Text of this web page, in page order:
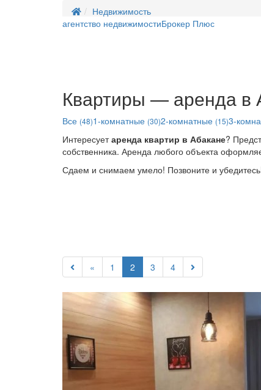
Недвижимость
агентство недвижимостиБрокер Плюс
Квартиры — аренда в
Все (48)1-комнатные (30)2-комнатные (15)3-
Интересуетаренда квартир в Абакане?
собственника. Аренда любого объекта
Сдаем и снимаем умело! Позвоните и
« 1 2 3 4